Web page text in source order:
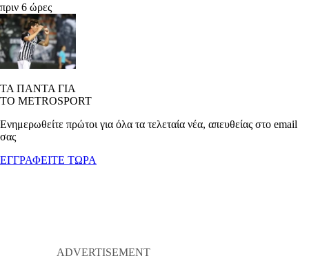
πριν 6 ώρες
ΤΑ ΠΑΝΤΑ ΓΙΑ
ΤΟ METROSPORT
Ενημερωθείτε πρώτοι για όλα τα τελεταία νέα, απευθείας στο email
σας
ΕΓΓΡΑΦΕΙΤΕ ΤΩΡΑ